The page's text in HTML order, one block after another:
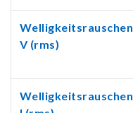
Welligkeitsrauschen
V (rms)
Welligkeitsrauschen